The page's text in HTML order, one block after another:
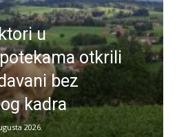
u
otkrili
bez
kadra
2026.